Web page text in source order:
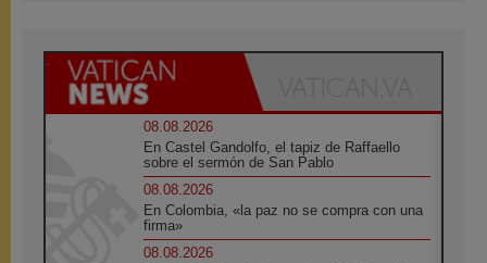
08.08.2026
En Castel Gandolfo, el tapiz de Raffaello
sobre el sermón de San Pablo
08.08.2026
En Colombia, «la paz no se compra con una
firma»
08.08.2026